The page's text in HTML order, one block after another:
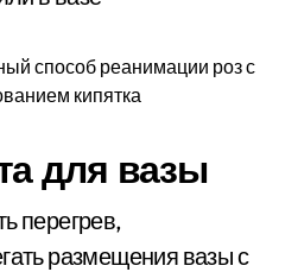
способ реанимации роз с
кипятка
для вазы
перегрев,
размещения вазы с